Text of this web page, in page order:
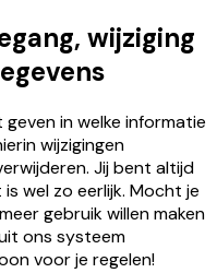
wijziging
in welke informatie
wijzigingen
Jij bent altijd
wel zo eerlijk. Mocht je
gebruik willen maken
ons systeem
voor je regelen!